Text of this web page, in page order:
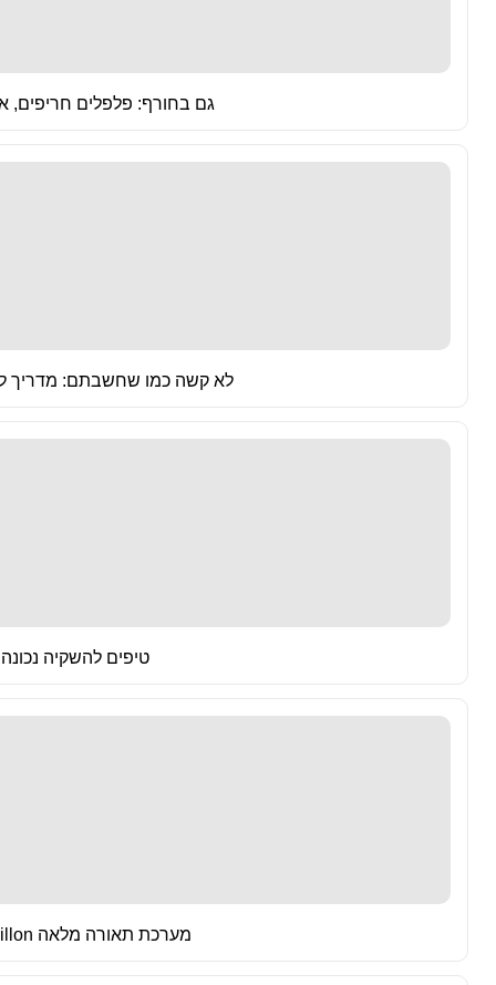
גם בחורף: פלפלים חריפים,
לא קשה כמו שחשבתם: מדריך
טיפים להשקיה
מערכת תאורה מלאה 1000W ePapillon